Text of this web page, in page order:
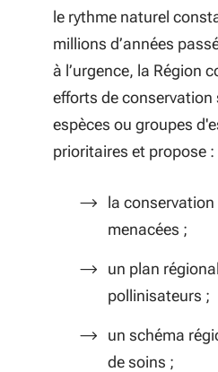
le rythme naturel
millions d’années
à l’urgence, la Région
efforts de conservation
espèces ou groupes
prioritaires et propose :
la conservation
menacées ;
un plan
pollinisateurs ;
un schéma
de soins ;